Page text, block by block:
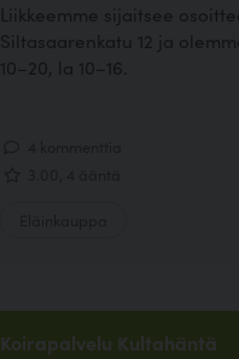
Liikkeemme sijaitsee
Siltasaarenkatu 12 ja
10–20, la 10–16.
Koirapalvelu Kultahäntä